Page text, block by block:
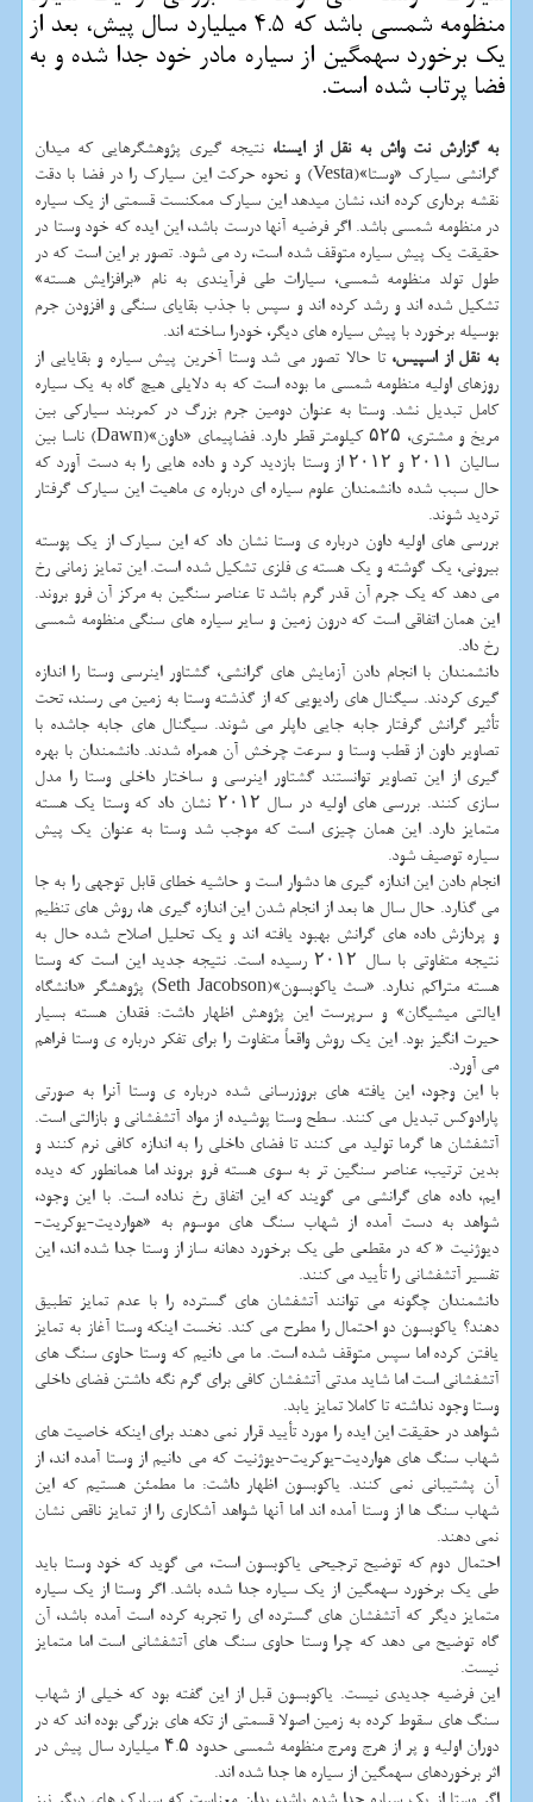
منظومه شمسی باشد که 4.5 میلیارد سال پیش، بعد از
یک برخورد سهمگین از سیاره مادر خود جدا شده و به
فضا پرتاب شده است.
به گزارش نت واش به نقل از ایسنا، نتیجه گیری پژوهشگرهایی که میدان
گرانشی سیارک «وستا»(Vesta) و نحوه حرکت این سیارک را در فضا با دقت
نقشه برداری کرده اند، نشان میدهد این سیارک ممکنست قسمتی از یک سیاره
در منظومه شمسی باشد. اگر فرضیه آنها درست باشد، این ایده که خود وستا در
حقیقت یک پیش سیاره متوقف شده است، رد می شود. تصور بر این است که در
طول تولد منظومه شمسی، سیارات طی فرآیندی به نام «برافزایش هسته»
تشکیل شده اند و رشد کرده اند و سپس با جذب بقایای سنگی و افزودن جرم
بوسیله برخورد با پیش سیاره های دیگر، خودرا ساخته اند.
به نقل از اسپیس،تا حالا تصور می شد وستا آخرین پیش سیاره و بقایایی از
روزهای اولیه منظومه شمسی ما بوده است که به دلایلی هیچ گاه به یک سیاره
کامل تبدیل نشد. وستا به عنوان دومین جرم بزرگ در کمربند سیارکی بین
مریخ و مشتری، ۵۲۵ کیلومتر قطر دارد. فضاپیمای «داون»(Dawn) ناسا بین
سالیان ۲۰۱۱ و ۲۰۱۲ از وستا بازدید کرد و داده هایی را به دست آورد که
حال سبب شده دانشمندان علوم سیاره ای درباره ی ماهیت این سیارک گرفتار
تردید شوند.
بررسی های اولیه داون درباره ی وستا نشان داد که این سیارک از یک پوسته
بیرونی، یک گوشته و یک هسته ی فلزی تشکیل شده است. این تمایز زمانی رخ
می دهد که یک جرم آن قدر گرم باشد تا عناصر سنگین به مرکز آن فرو بروند.
این همان اتفاقی است که درون زمین و سایر سیاره های سنگی منظومه شمسی
رخ داد.
دانشمندان با انجام دادن آزمایش های گرانشی، گشتاور اینرسی وستا را اندازه
گیری کردند. سیگنال های رادیویی که از گذشته وستا به زمین می رسند، تحت
تأثیر گرانش گرفتار جابه جایی داپلر می شوند. سیگنال های جابه جاشده با
تصاویر داون از قطب وستا و سرعت چرخش آن همراه شدند. دانشمندان با بهره
گیری از این تصاویر توانستند گشتاور اینرسی و ساختار داخلی وستا را مدل
سازی کنند. بررسی های اولیه در سال ۲۰۱۲ نشان داد که وستا یک هسته
متمایز دارد. این همان چیزی است که موجب شد وستا به عنوان یک پیش
سیاره توصیف شود.
انجام دادن این اندازه گیری ها دشوار است و حاشیه خطای قابل توجهی را به جا
می گذارد. حال سال ها بعد از انجام شدن این اندازه گیری ها، روش های تنظیم
و پردازش داده های گرانش بهبود یافته اند و یک تحلیل اصلاح شده حال به
نتیجه متفاوتی با سال ۲۰۱۲ رسیده است. نتیجه جدید این است که وستا
هسته متراکم ندارد. «سث یاکوبسون»(Seth Jacobson) پژوهشگر «دانشگاه
ایالتی میشیگان» و سرپرست این پژوهش اظهار داشت: فقدان هسته بسیار
حیرت انگیز بود. این یک روش واقعاً متفاوت را برای تفکر درباره ی وستا فراهم
می آورد.
با این وجود، این یافته های بروزرسانی شده درباره ی وستا آنرا به صورتی
پارادوکس تبدیل می کنند. سطح وستا پوشیده از مواد آتشفشانی و بازالتی است.
آتشفشان ها گرما تولید می کنند تا فضای داخلی را به اندازه کافی نرم کنند و
بدین ترتیب، عناصر سنگین تر به سوی هسته فرو بروند اما همانطور که دیده
ایم، داده های گرانشی می گویند که این اتفاق رخ نداده است. با این وجود،
شواهد به دست آمده از شهاب سنگ های موسوم به «هواردیت-یوکریت-
دیوژنیت « که در مقطعی طی یک برخورد دهانه ساز از وستا جدا شده اند، این
تفسیر آتشفشانی را تأیید می کنند.
دانشمندان چگونه می توانند آتشفشان های گسترده را با عدم تمایز تطبیق
دهند؟ یاکوبسون دو احتمال را مطرح می کند. نخست اینکه وستا آغاز به تمایز
یافتن کرده اما سپس متوقف شده است. ما می دانیم که وستا حاوی سنگ های
آتشفشانی است اما شاید مدتی آتشفشان کافی برای گرم نگه داشتن فضای داخلی
وستا وجود نداشته تا کاملا تمایز یابد.
شواهد در حقیقت این ایده را مورد تأیید قرار نمی دهند برای اینکه خاصیت های
شهاب سنگ های هواردیت-یوکریت-دیوژنیت که می دانیم از وستا آمده اند، از
آن پشتیبانی نمی کنند. یاکوبسون اظهار داشت: ما مطمئن هستیم که این
شهاب سنگ ها از وستا آمده اند اما آنها شواهد آشکاری را از تمایز ناقص نشان
نمی دهند.
احتمال دوم که توضیح ترجیحی یاکوبسون است، می گوید که خود وستا باید
طی یک برخورد سهمگین از یک سیاره جدا شده باشد. اگر وستا از یک سیاره
متمایز دیگر که آتشفشان های گسترده ای را تجربه کرده است آمده باشد، آن
گاه توضیح می دهد که چرا وستا حاوی سنگ های آتشفشانی است اما متمایز
نیست.
این فرضیه جدیدی نیست. یاکوبسون قبل از این گفته بود که خیلی از شهاب
سنگ های سقوط کرده به زمین اصولا قسمتی از تکه های بزرگی بوده اند که در
دوران اولیه و پر از هرج ومرج منظومه شمسی حدود ۴.۵ میلیارد سال پیش در
اثر برخوردهای سهمگین از سیاره ها جدا شده اند.